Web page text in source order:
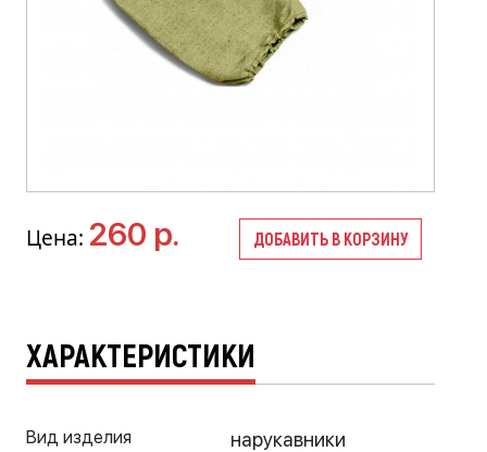
Цена: 260 р. ДОБАВИТЬ В КОРЗИНУ
ХАРАКТЕРИСТИКИ
Вид изделия нарукавники